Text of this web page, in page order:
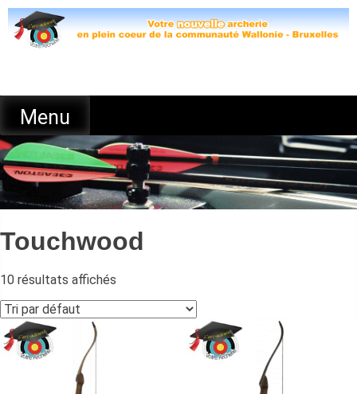
Skip
to
content
Menu
Touchwood
10 résultats affichés